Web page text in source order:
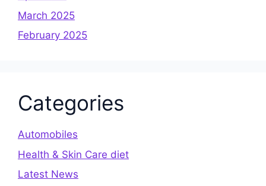
March 2025
February 2025
Categories
Automobiles
Health & Skin Care diet
Latest News